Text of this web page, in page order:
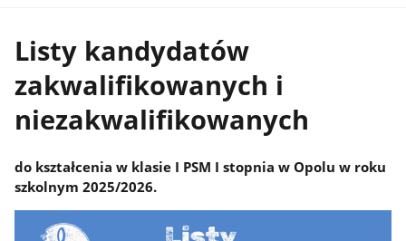
Listy kandydatów
zakwalifikowanych i
niezakwalifikowanych
do kształcenia w klasie I PSM I stopnia w Opolu w roku
szkolnym 2025/2026.